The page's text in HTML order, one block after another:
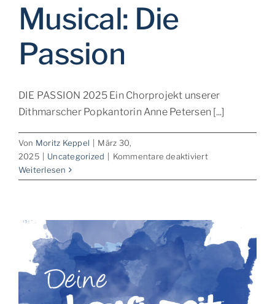
Musical: Die
Passion
DIE PASSION 2025 Ein Chorprojekt unserer
Dithmarscher Popkantorin Anne Petersen [...]
Von Moritz Keppel
März 30,
2025
Uncategorized Kommentare deaktiviertfür
Die
Weiterlesen